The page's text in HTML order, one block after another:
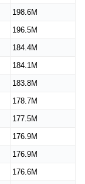
198.6M
196.5M
184.4M
184.1M
183.8M
178.7M
177.5M
176.9M
176.9M
176.6M